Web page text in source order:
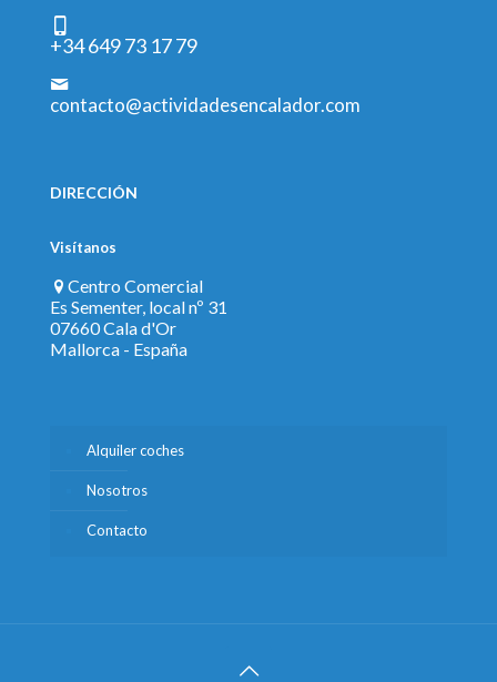
+34 649 73 17 79
contacto@actividadesencalador.com
DIRECCIÓN
Visítanos
Centro Comercial
Es Sementer, local nº 31
07660 Cala d'Or
Mallorca - España
Alquiler coches
Nosotros
Contacto